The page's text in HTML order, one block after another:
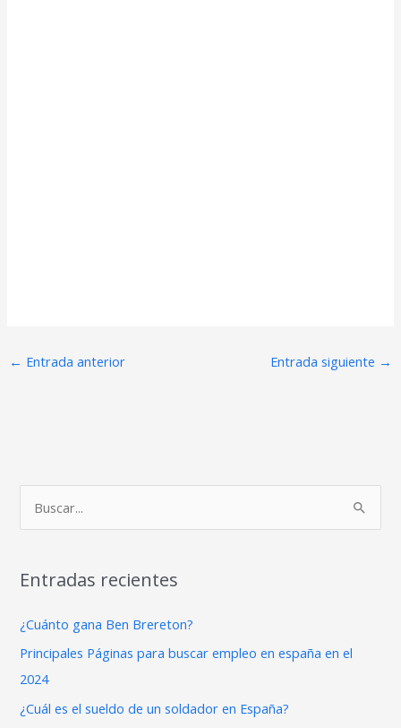
← Entrada anterior Entrada siguiente →
u
c
r
Entradas recientes
¿Cuánto gana Ben Brereton?
Principales Páginas para buscar empleo en españa en el
2024
¿Cuál es el sueldo de un soldador en España?